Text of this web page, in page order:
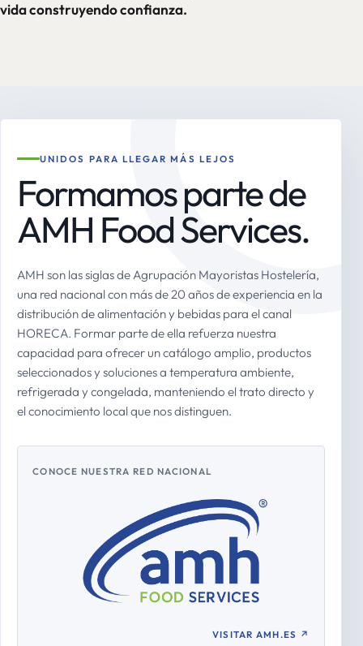
vida construyendo confianza.
UNIDOS PARA LLEGAR MÁS LEJOS
Formamos parte de
AMH Food Services.
AMH son las siglas de Agrupación Mayoristas Hostelería,
una red nacional con más de 20 años de experiencia en la
distribución de alimentación y bebidas para el canal
HORECA. Formar parte de ella refuerza nuestra
capacidad para ofrecer un catálogo amplio, productos
seleccionados y soluciones a temperatura ambiente,
refrigerada y congelada, manteniendo el trato directo y
el conocimiento local que nos distinguen.
CONOCE NUESTRA RED NACIONAL
VISITAR AMH.ES ↗